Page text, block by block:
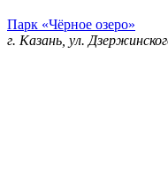
Парк «Чёрное озеро»
г. Казань, ул.